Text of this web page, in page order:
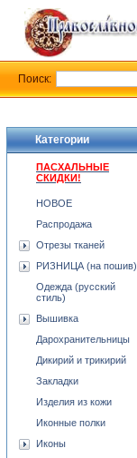
Категории
ПАСХАЛЬНЫЕ
СКИДКИ!
НОВОЕ
Распродажа
Отрезы тканей
РИЗНИЦА (на пошив)
Одежда (русский
стиль)
Вышивка
Дарохранительницы
Дикирий и трикирий
Закладки
Изделия из кожи
Иконные полки
Иконы
Поиск: